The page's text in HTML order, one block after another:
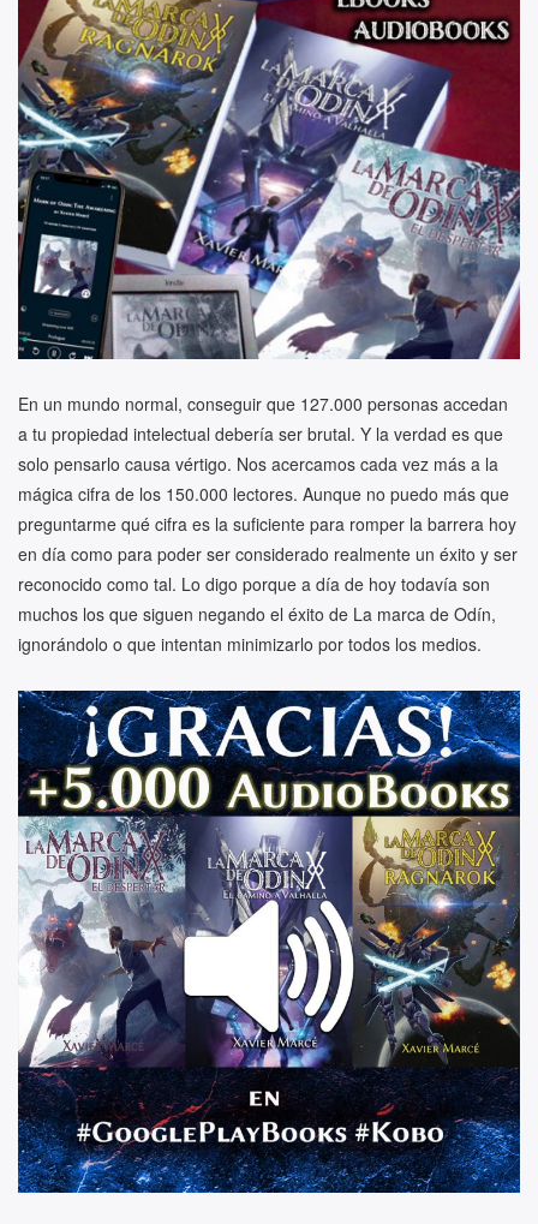
En un mundo normal, conseguir que 127.000 personas accedan
a tu propiedad intelectual debería ser brutal. Y la verdad es que
solo pensarlo causa vértigo. Nos acercamos cada vez más a la
mágica cifra de los 150.000 lectores. Aunque no puedo más que
preguntarme qué cifra es la suficiente para romper la barrera hoy
en día como para poder ser considerado realmente un éxito y ser
reconocido como tal. Lo digo porque a día de hoy todavía son
muchos los que siguen negando el éxito de La marca de Odín,
ignorándolo o que intentan minimizarlo por todos los medios.